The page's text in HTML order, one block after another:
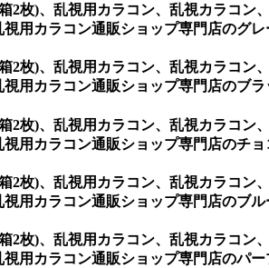
2枚)、乱視用カラコン、乱視カラコ
用カラコン通販ショップ専門店のグ
2枚)、乱視用カラコン、乱視カラコ
用カラコン通販ショップ専門店のブ
2枚)、乱視用カラコン、乱視カラコ
用カラコン通販ショップ専門店のチ
2枚)、乱視用カラコン、乱視カラコ
用カラコン通販ショップ専門店のブ
2枚)、乱視用カラコン、乱視カラコ
用カラコン通販ショップ専門店のパ